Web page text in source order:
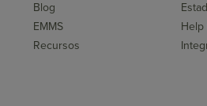
Blog
EMMS
Recursos
Help